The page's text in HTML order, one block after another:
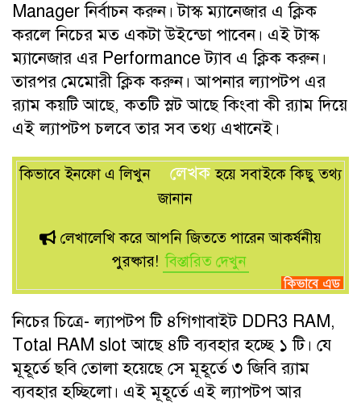
Manager নির্বাচন করুন। টাস্ক ম্যানেজার এ ক্লিক
করলে নিচের মত একটা উইন্ডো পাবেন। এই টাস্ক
ম্যানেজার এর Performance ট্যাব এ ক্লিক করুন।
তারপর মেমোরী ক্লিক করুন। আপনার ল্যাপটপ এর
র‍্যাম কয়টি আছে, কতটি স্লট আছে কিংবা কী র‍্যাম দিয়ে
এই ল্যাপটপ চলবে তার সব তথ্য এখানেই।
কিভাবে ইনফো এ লিখুন লেখকহয়ে সবাইকে কিছু তথ্য
জানান
লেখালেখি করে আপনি জিততে পারেন আকর্ষনীয়
পুরষ্কার! বিস্তারিত দেখুন
নিচের চিত্রে- ল্যাপটপ টি ৪গিগাবাইট DDR3 RAM,
Total RAM slot আছে ৪টি ব্যবহার হচ্ছে ১ টি। যে
মূহূর্তে ছবি তোলা হয়েছে সে মূহূর্তে ৩ জিবি র‍্যাম
ব্যবহার হচ্ছিলো। এই মূহূর্তে এই ল্যাপটপ আর